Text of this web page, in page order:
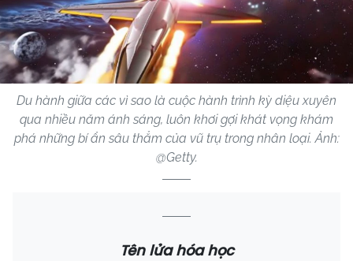
Du hành giữa các vì sao là cuộc hành trình kỳ diệu xuyên
qua nhiều năm ánh sáng, luôn khơi gợi khát vọng khám
phá những bí ẩn sâu thẳm của vũ trụ trong nhân loại. Ảnh:
@Getty.
Tên lửa hóa học